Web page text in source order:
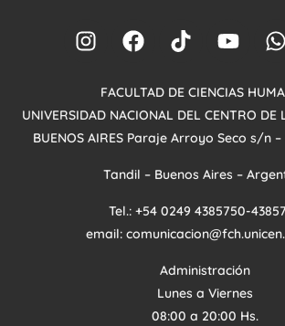
FACULTAD DE CIENCIAS
UNIVERSIDAD NACIONAL DEL CENTRO DE
BUENOS AIRES Paraje Arroyo Seco s/n –
Tandil – Buenos Aires –
Tel.: +54 0249 4385750-
email:
Administración
Lunes a Viernes
08:00 a 20:00 Hs.